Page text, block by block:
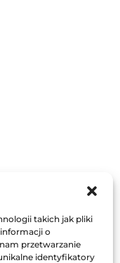
takich jak pliki
o
przetwarzanie
identyfikatory